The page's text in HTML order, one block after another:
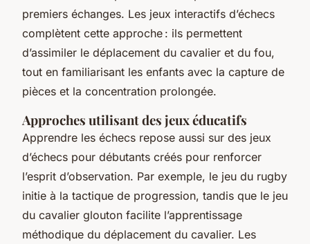
premiers échanges. Les jeux interactifs d’échecs
complètent cette approche : ils permettent
d’assimiler le déplacement du cavalier et du fou,
tout en familiarisant les enfants avec la capture de
pièces et la concentration prolongée.
Approches utilisant des jeux éducatifs
Apprendre les échecs repose aussi sur des jeux
d’échecs pour débutants créés pour renforcer
l’esprit d’observation. Par exemple, le jeu du rugby
initie à la tactique de progression, tandis que le jeu
du cavalier glouton facilite l’apprentissage
méthodique du déplacement du cavalier. Les